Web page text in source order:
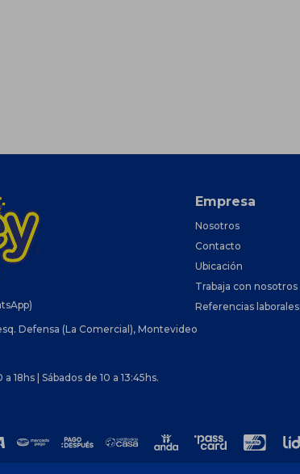
Defensa (La Comercial), Montevideo
18hs | Sábados de 10 a 13:45hs.
Empresa
Nosotros
Contacto
Ubicación
Trabaja con nosotros
Referencias laborales